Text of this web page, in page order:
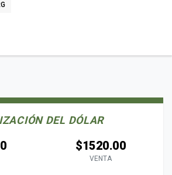
DEL DÓLAR
$1520.00
VENTA